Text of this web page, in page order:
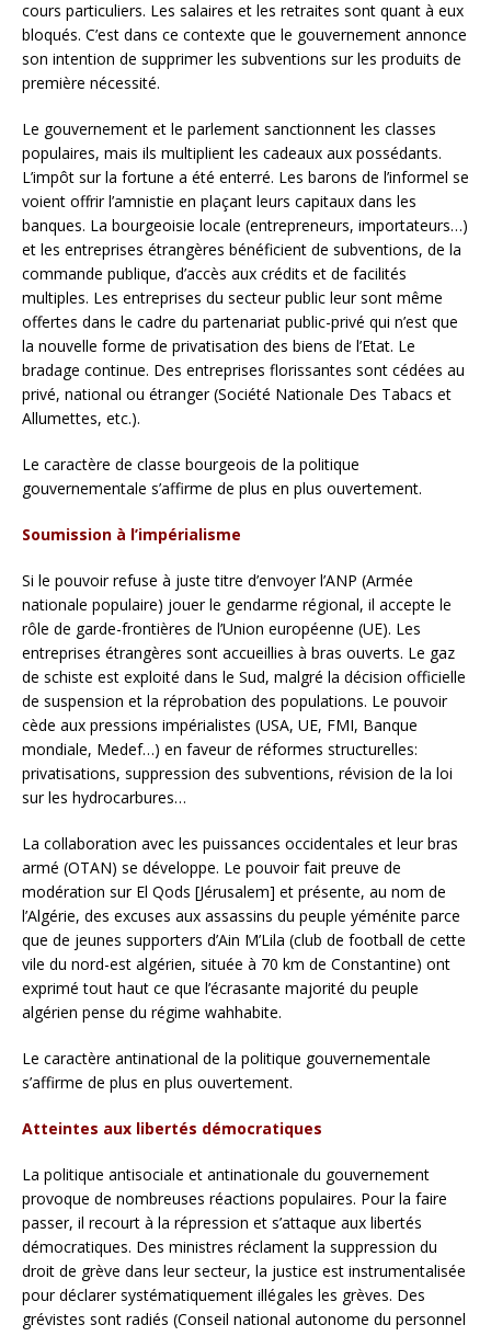
cours particuliers. Les salaires et les retraites sont quant à eux
bloqués. C’est dans ce contexte que le gouvernement annonce
son intention de supprimer les subventions sur les produits de
première nécessité.
Le gouvernement et le parlement sanctionnent les classes
populaires, mais ils multiplient les cadeaux aux possédants.
L’impôt sur la fortune a été enterré. Les barons de l’informel se
voient offrir l’amnistie en plaçant leurs capitaux dans les
banques. La bourgeoisie locale (entrepreneurs, importateurs…)
et les entreprises étrangères bénéficient de subventions, de la
commande publique, d’accès aux crédits et de facilités
multiples. Les entreprises du secteur public leur sont même
offertes dans le cadre du partenariat public-privé qui n’est que
la nouvelle forme de privatisation des biens de l’Etat. Le
bradage continue. Des entreprises florissantes sont cédées au
privé, national ou étranger (Société Nationale Des Tabacs et
Allumettes, etc.).
Le caractère de classe bourgeois de la politique
gouvernementale s’affirme de plus en plus ouvertement.
Soumission à l’impérialisme
Si le pouvoir refuse à juste titre d’envoyer l’ANP (Armée
nationale populaire) jouer le gendarme régional, il accepte le
rôle de garde-frontières de l’Union européenne (UE). Les
entreprises étrangères sont accueillies à bras ouverts. Le gaz
de schiste est exploité dans le Sud, malgré la décision officielle
de suspension et la réprobation des populations. Le pouvoir
cède aux pressions impérialistes (USA, UE, FMI, Banque
mondiale, Medef…) en faveur de réformes structurelles:
privatisations, suppression des subventions, révision de la loi
sur les hydrocarbures…
La collaboration avec les puissances occidentales et leur bras
armé (OTAN) se développe. Le pouvoir fait preuve de
modération sur El Qods [Jérusalem] et présente, au nom de
l’Algérie, des excuses aux assassins du peuple yéménite parce
que de jeunes supporters d’Ain M’Lila (club de football de cette
vile du nord-est algérien, située à 70 km de Constantine) ont
exprimé tout haut ce que l’écrasante majorité du peuple
algérien pense du régime wahhabite.
Le caractère antinational de la politique gouvernementale
s’affirme de plus en plus ouvertement.
Atteintes aux libertés démocratiques
La politique antisociale et antinationale du gouvernement
provoque de nombreuses réactions populaires. Pour la faire
passer, il recourt à la répression et s’attaque aux libertés
démocratiques. Des ministres réclament la suppression du
droit de grève dans leur secteur, la justice est instrumentalisée
pour déclarer systématiquement illégales les grèves. Des
grévistes sont radiés (Conseil national autonome du personnel